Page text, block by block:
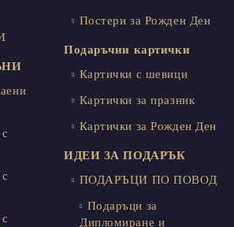
Постери за Рожден Ден
Подаръчни картички
Картички с шевици
Картички за празник
Картички за Рожден Ден
ИДЕИ ЗА ПОДАРЪК
ПОДАРЪЦИ ПО ПОВОД
Подаръци за
Дипломиране и